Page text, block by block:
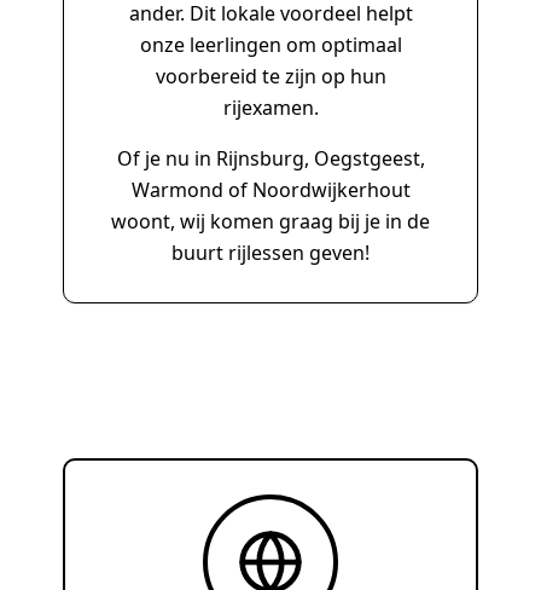
ander. Dit lokale voordeel helpt
onze leerlingen om optimaal
voorbereid te zijn op hun
rijexamen.
Of je nu in Rijnsburg, Oegstgeest,
Warmond of Noordwijkerhout
woont, wij komen graag bij je in de
buurt rijlessen geven!